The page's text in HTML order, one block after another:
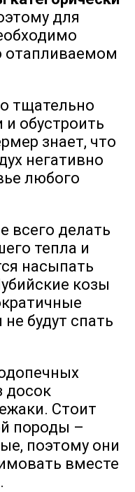
для
отапливаемом
тщательно
обустроить
знает, что
негативно
любого
всего делать
тепла и
насыпать
козы
будут спать
досок
Стоит
породы –
поэтому они
вместе